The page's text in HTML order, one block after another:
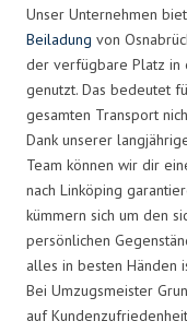
Unser Unternehmen
Beiladung von
der verfügbare Platz in
genutzt. Das bedeutet
gesamten Transport
Dank unserer
Team können wir dir
nach Linköping
kümmern sich um den
persönlichen
alles in besten Händen
Bei Umzugsmeister
auf